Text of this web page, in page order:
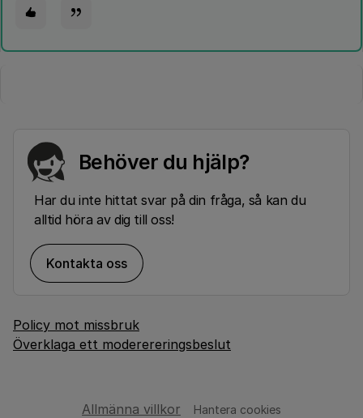
Behöver du hjälp?
Har du inte hittat svar på din fråga, så kan du
alltid höra av dig till oss!
Kontakta oss
Policy mot missbruk
Överklaga ett moderereringsbeslut
Allmänna villkor Hantera cookies